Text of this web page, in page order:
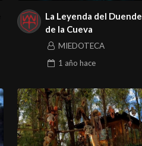
La Leyenda del Duende
de la Cueva
MIEDOTECA
1 año hace